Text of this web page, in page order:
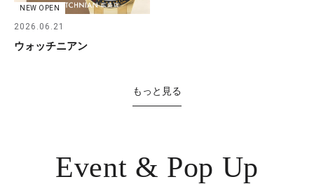
NEW OPEN
2026.06.21
ウォッチニアン
もっと見る
Event & Pop Up